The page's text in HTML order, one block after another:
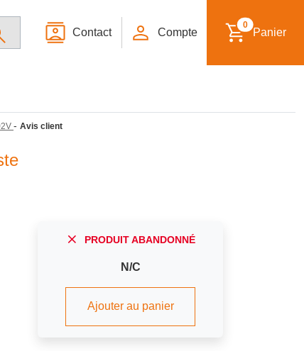
Contact Compte
0
Panier
- Avis client
PRODUIT ABANDONNÉ
N/C
Ajouter au panier